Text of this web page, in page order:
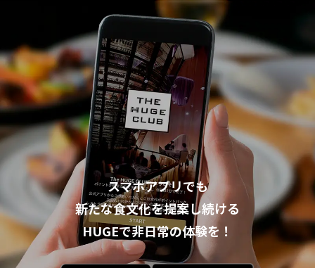
スマホアプリでも
新たな食文化を提案し続ける
HUGEで非日常の体験を！